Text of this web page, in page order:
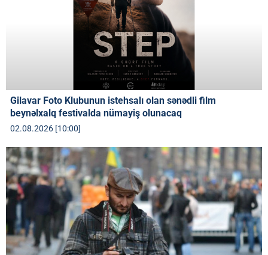
Gilavar Foto Klubunun istehsalı olan sənədli film
beynəlxalq festivalda nümayiş olunacaq
02.08.2026 [10:00]